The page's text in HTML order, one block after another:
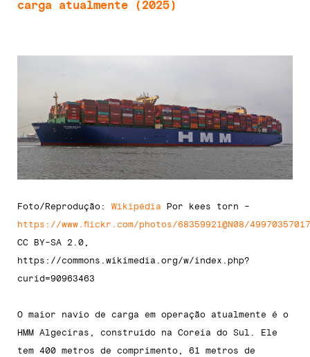
carga atualmente (2025)
Foto/Reprodução: Wikipédia Por kees torn -
https://www.flickr.com/photos/68359921@N08/
CC BY-SA 2.0,
https://commons.wikimedia.org/w/index.php?
curid=90963463
O maior navio de carga em operação atualmente é o
HMM Algeciras, construído na Coreia do Sul. Ele
tem 400 metros de comprimento, 61 metros de